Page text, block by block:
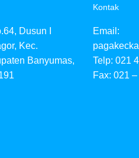
Dusun I
Kec.
Banyumas,
Kontak
Email:
Telp: 021
Fax: 021